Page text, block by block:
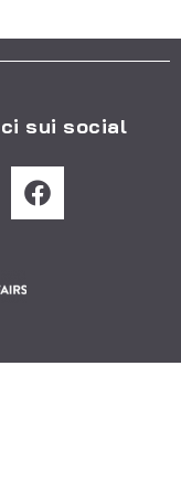
sui social